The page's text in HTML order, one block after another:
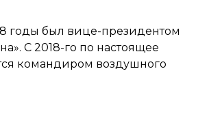
годы был вице-президентом
С 2018-го по настоящее
командиром воздушного